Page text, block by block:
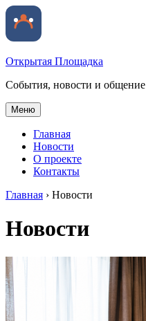
Открытая Площадка
События, новости и общение
Меню
Главная
Новости
О проекте
Контакты
Главная › Новости
Новости